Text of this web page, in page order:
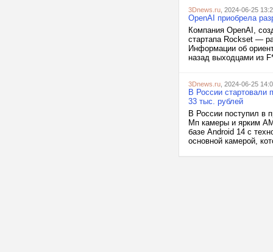
3Dnews.ru , 2024-06-25
OpenAI приобрела
Компания OpenAI,
стартапа Rockset —
Информации об
назад выходцами из
3Dnews.ru , 2024-06-25
В России стартовали
33 тыс. рублей
В России поступил в
Мп камеры и ярким
базе Android 14 с
основной камерой,